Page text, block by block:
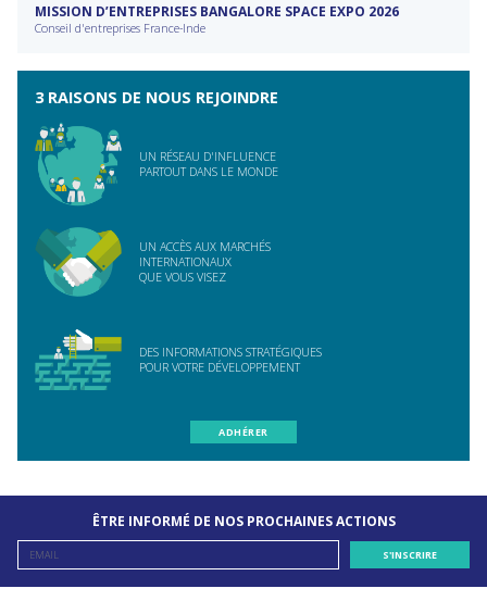
MISSION D’ENTREPRISES BANGALORE SPACE EXPO 2026
Conseil d'entreprises France-Inde
3 RAISONS DE NOUS REJOINDRE
UN RÉSEAU D'INFLUENCE
PARTOUT DANS LE MONDE
UN ACCÈS AUX MARCHÉS
INTERNATIONAUX
QUE VOUS VISEZ
DES INFORMATIONS STRATÉGIQUES
POUR VOTRE DÉVELOPPEMENT
ADHÉRER
ÊTRE INFORMÉ DE NOS PROCHAINES ACTIONS